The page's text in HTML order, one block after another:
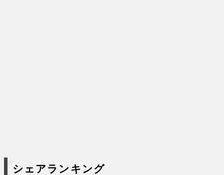
シェアランキング